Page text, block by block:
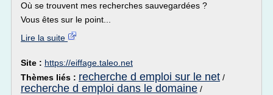
Où se trouvent mes recherches sauvegardées ?
Vous êtes sur le point...
Lire la suite
Site : https://eiffage.taleo.net
Thèmes liés : recherche d emploi sur le net /
recherche d emploi dans le domaine /